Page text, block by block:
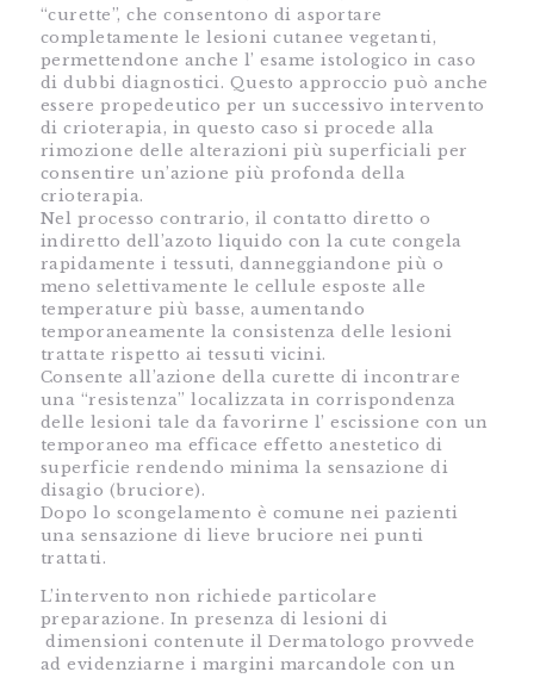
“curette”, che consentono di asportare
completamente le lesioni cutanee vegetanti,
permettendone anche l’ esame istologico in caso
di dubbi diagnostici. Questo approccio può anche
essere propedeutico per un successivo intervento
di crioterapia, in questo caso si procede alla
rimozione delle alterazioni più superficiali per
consentire un’azione più profonda della
crioterapia.
Nel processo contrario, il contatto diretto o
indiretto dell’azoto liquido con la cute congela
rapidamente i tessuti, danneggiandone più o
meno selettivamente le cellule esposte alle
temperature più basse, aumentando
temporaneamente la consistenza delle lesioni
trattate rispetto ai tessuti vicini.
Consente all’azione della curette di incontrare
una “resistenza” localizzata in corrispondenza
delle lesioni tale da favorirne l’ escissione con un
temporaneo ma efficace effetto anestetico di
superficie rendendo minima la sensazione di
disagio (bruciore).
Dopo lo scongelamento è comune nei pazienti
una sensazione di lieve bruciore nei punti
trattati.
L’intervento non richiede particolare
preparazione. In presenza di lesioni di
dimensioni contenute il Dermatologo provvede
ad evidenziarne i margini marcandole con un